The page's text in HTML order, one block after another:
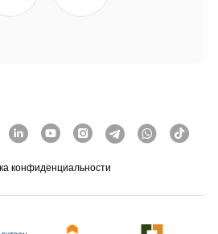
ресурсы
конфиденциальности